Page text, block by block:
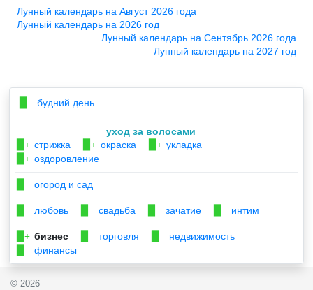
Лунный календарь на Август 2026 года
Лунный календарь на 2026 год
Лунный календарь на Сентябрь 2026 года
Лунный календарь на 2027 год
будний день
уход за волосами
▉+ стрижка ▉+ окраска ▉+ укладка
▉+ оздоровление
огород и сад
любовь свадьба зачатие интим
▉+ бизнес торговля недвижимость
финансы
© 2026